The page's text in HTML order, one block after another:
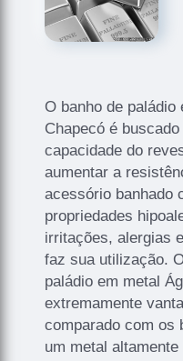
O banho de paládio
Chapecó é
capacidade do
aumentar a
acessório banhado
propriedades
irritações, alergias
faz sua utilização.
paládio em metal
extremamente
comparado com os
um metal